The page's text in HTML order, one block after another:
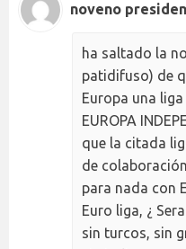
noveno
ha saltado la
patidifuso) de
Europa una
EUROPA
que la citada
de
para nada con
Euro liga, ¿
sin turcos, sin